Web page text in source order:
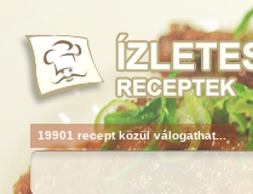
19901 recept közül válogathat...